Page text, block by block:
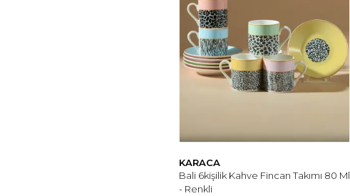
KARACA
Bali 6kişilik Kahve Fincan Takımı 80 Ml
- Renkli